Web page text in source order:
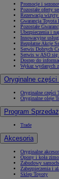
Promocje i
Pozostałe oferty
Rezerwacja
Gwarancja Toyota
Pozostałe
Ubezpieczenia i
Innowacyjne
Bezpłatne Akcje
Serwis Dobrych
Serwis w ASO się
Dostęp do
Wykaz wydanych
Oryginalne części
Oryginalne części
Oryginalne oleje
Program
Trade
Akcesoria
Oryginalne
Opony i koła
Zabudowy
Zabezpieczenia i
Sklep Toyoty